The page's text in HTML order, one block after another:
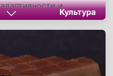
и
Отмечая этот день,
фермерам,
которые
Культура